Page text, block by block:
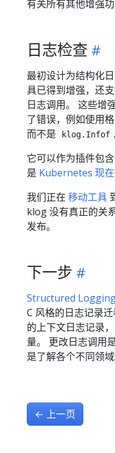
有关所有其他增强
日志检查
最初设计为结构化
具已得到增强，还
日志调用。 这些增
了错误，例如使用
而不是 klog.Infof
它可以作为插件包
是 Kubernetes 现
我们正在 移动工具
klog 没有真正的关
发布。
下一步
Structured
C 风格的日志记录
的上下文日志记录
量。 更改日志调用
是了解各个不同领域
← 上一页